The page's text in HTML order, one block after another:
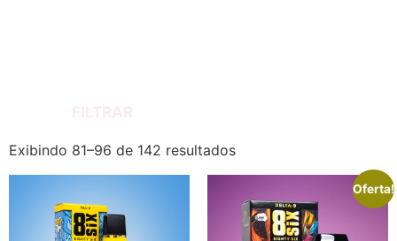
Exibindo 81–96 de 142 resultados
Oferta!